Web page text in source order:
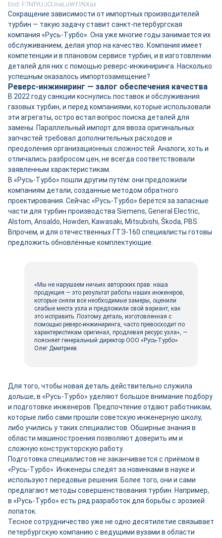
Erid: F7NfYUJCUneLuWf1NXax
Сокращение зависимости от импортных производителей
турбин — такую задачу ставит санкт-петербургская
компания «Русь-Турбо». Она уже многие годы занимается их
обслуживанием, делая упор на качество. Компания имеет
компетенции и в плановом сервисе турбин, и в изготовлении
деталей для них с помощью реверс-инжиниринга. Насколько
успешным оказалось импортозамещение?
Реверс-инжиниринг — залог обеспечения качества
В 2022 году санкции коснулись поставок и обслуживания
газовых турбин, и перед компаниями, которые использовали
эти агрегаты, остро встал вопрос поиска деталей для
замены. Параллельный импорт для ввоза оригинальных
запчастей требовал дополнительных расходов и
преодоления организационных сложностей. Аналоги, хоть и
отличались разбросом цен, не всегда соответствовали
заявленным характеристикам.
В «Русь-Турбо» пошли другим путём: они предложили
компаниям детали, созданные методом обратного
проектирования. Сейчас «Русь-Турбо» берётся за запасные
части для турбин производства Siemens, General Electric,
Alstom, Ansaldo, Howden, Kawasaki, Mitsubishi, Škoda, PBS.
Впрочем, и для отечественных ГТЭ-160 специалисты готовы
предложить обновлённые комплектующие.
«Мы не нарушаем ничьих авторских прав: наша
продукция — это результат работы наших инженеров,
которые сняли все необходимые замеры, оценили
слабые места узла и предложили свой вариант, как
это исправить. Поэтому деталь, изготовленная с
помощью реверс-инжиниринга, часто превосходит по
характеристикам оригинал, продлевая ресурс узла», —
поясняет генеральный директор ООО «Русь-Турбо»
Олег Дмитриев.
Для того, чтобы новая деталь действительно служила
дольше, в «Русь-Турбо» уделяют большое внимание подбору
и подготовке инженеров. Предпочтение отдают работникам,
которые либо сами прошли советскую инженерную школу,
либо учились у таких специалистов. Обширные знания в
области машиностроения позволяют доверить им и
сложную конструкторскую работу.
Подготовка специалистов не заканчивается с приёмом в
«Русь-Турбо». Инженеры следят за новинками в науке и
используют передовые решения. Более того, они и сами
предлагают методы совершенствования турбин. Например,
в «Русь-Турбо» есть ряд разработок для борьбы с эрозией
лопаток.
Тесное сотрудничество уже не одно десятилетие связывает
петербургскую компанию с ведущими вузами в области